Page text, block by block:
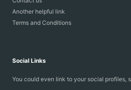
Another helpful link
Terms and Conditions
Social Links
You could even link to your social profiles,